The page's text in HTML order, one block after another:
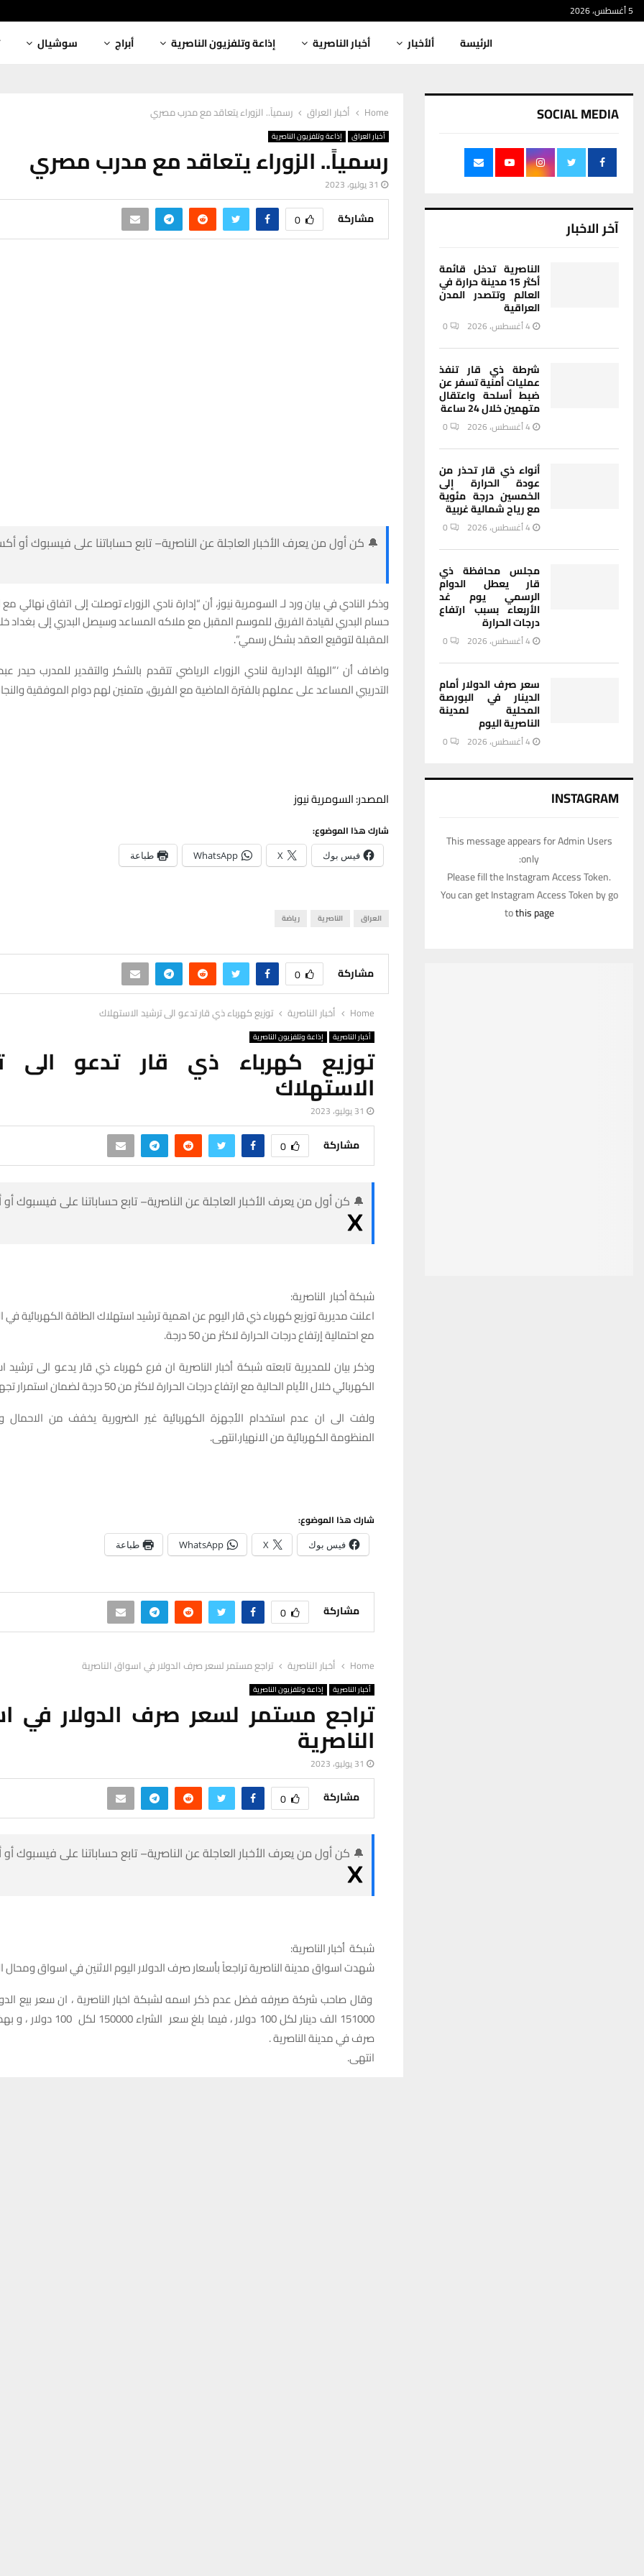
5 أغسطس، 2026
الرئيسة ألأخبار أخبار الناصرية إذاعة وتلفزيون الناصرية أبراج سوشيال
Home أخبار العراق رسمياً.. الزوراء يتعاقد مع مدرب مصري
أخبار العراق إذاعة وتلفزيون الناصرية
رسمياً.. الزوراء يتعاقد مع مدرب مصري
31 يوليو، 2023
مشاركة 0
🔔 كن أول من يعرف الأخبار العاجلة عن الناصرية– تابع حساباتنا على فيسبوك أو
وذكر النادي في بيان ورد لـ السومرية نيوز، أن “إدارة نادي الزوراء توصلت إلى اتفاق نهائي
حسام البدري لقيادة الفريق للموسم المقبل مع ملاكه المساعد وسيصل البدري إلى بغداد
المقبلة لتوقيع العقد بشكل رسمي”.
واضاف أن ‘”الهيئة الإدارية لنادي الزوراء الرياضي تتقدم بالشكر والتقدير للمدرب حيدر
التدريبي المساعد على عملهم بالفترة الماضية مع الفريق، متمنين لهم دوام الموفقية
المصدر: السومرية نيوز
شارك هذا الموضوع:
فيس بوك X
WhatsApp طباعة
العراق الناصرية رياضة
مشاركة 0
Home أخبار الناصرية توزيع كهرباء ذي قار تدعو الى ترشيد الاستهلاك
أخبار الناصرية إذاعة وتلفزيون الناصرية
توزيع كهرباء ذي قار تدعو الى
الاستهلاك
31 يوليو، 2023
مشاركة 0
🔔 كن أول من يعرف الأخبار العاجلة عن الناصرية– تابع حساباتنا على فيسبوك
شبكة أخبار الناصرية:
اعلنت مديرية توزيع كهرباء ذي قار اليوم عن اهمية ترشيد استهلاك الطاقة الكهربائية في
مع احتمالية إرتفاع درجات الحرارة لاكثر من 50 درجة.
وذكر بيان للمديرية تابعته شبكة أخبار الناصرية ان فرع كهرباء ذي قار يدعو الى ترشيد
الكهربائي خلال الأيام الحالية مع ارتفاع درجات الحرارة لاكثر من 50 درجة لضمان استمرار تجهيز الكهرباء.
ولفت الى ان عدم استخدام الأجهزة الكهربائية غير الضرورية يخفف من
المنظومة الكهربائية من الانهيار. انتهى.
شارك هذا الموضوع:
فيس بوك X
WhatsApp طباعة
مشاركة 0
Home أخبار الناصرية تراجع مستمر لسعر صرف الدولار في اسواق الناصرية
أخبار الناصرية إذاعة وتلفزيون الناصرية
تراجع مستمر لسعر صرف الدولار في
الناصرية
31 يوليو، 2023
مشاركة 0
🔔 كن أول من يعرف الأخبار العاجلة عن الناصرية– تابع حساباتنا على فيسبوك
شبكة أخبار الناصرية:
شهدت اسواق مدينة الناصرية تراجعاً بأسعار صرف الدولار اليوم الاثنين في اسواق ومحال
وقال صاحب شركة صيرفه فضل عدم ذكر اسمه لشبكة اخبار الناصرية ، ان سعر بيع
151000 الف دينار لكل 100 دولار ، فيما بلغ
صرف في مدينة الناصرية .
انتهى.
SOCIAL MEDIA
آخر الاخبار
الناصرية تدخل قائمة
أكثر 15 مدينة حرارة في
العالم وتتصدر المدن
العراقية
4 أغسطس، 2026 0
شرطة ذي قار تنفذ
عمليات أمنية تسفر عن
ضبط أسلحة واعتقال
متهمين خلال 24 ساعة
4 أغسطس، 2026 0
أنواء ذي قار تحذر من
عودة الحرارة إلى
الخمسين درجة مئوية
مع رياح شمالية غربية
4 أغسطس، 2026 0
مجلس محافظة ذي
قار يعطل الدوام
الرسمي يوم غد
الأربعاء بسبب ارتفاع
درجات الحرارة
4 أغسطس، 2026 0
سعر صرف الدولار أمام
الدينار في البورصة
المحلية لمدينة
الناصرية اليوم
4 أغسطس، 2026 0
INSTAGRAM
This message appears for Admin Users
only:
Please fill the Instagram Access Token.
You can get Instagram Access Token by go
tothis page